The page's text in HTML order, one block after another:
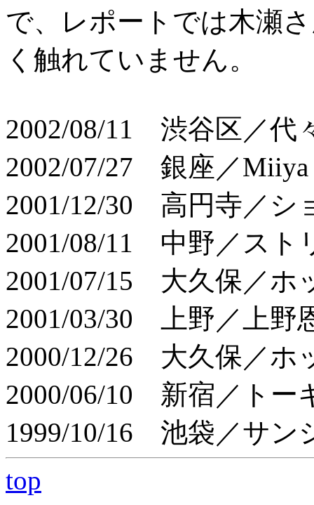
で、レポートでは木瀬
く触れていません。
2002/08/11 渋谷区／代
2002/07/27 銀座／Miiya
2001/12/30 高円寺／シ
2001/08/11 中野／スト
2001/07/15 大久保／ホ
2001/03/30 上野／上野
2000/12/26 大久保／ホ
2000/06/10 新宿／トー
1999/10/16 池袋／サン
top